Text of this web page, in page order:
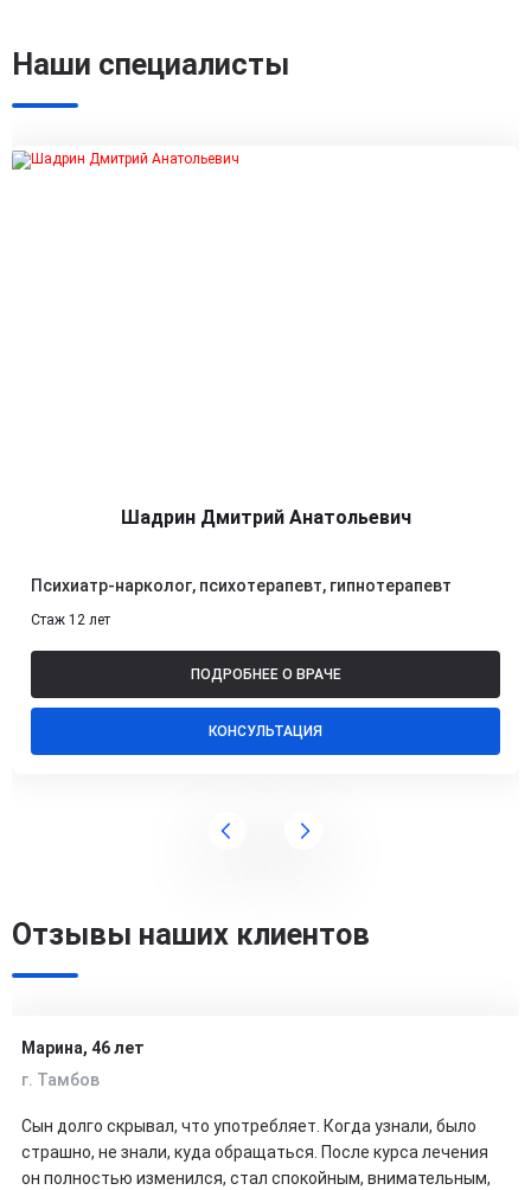
Наши специалисты
Шадрин Дмитрий Анатольевич
Психиатр-нарколог, психотерапевт, гипнотерапевт
Стаж 12 лет
ПОДРОБНЕЕ О ВРАЧЕ
КОНСУЛЬТАЦИЯ
Отзывы наших клиентов
Марина, 46 лет
г. Тамбов
Сын долго скрывал, что употребляет. Когда узнали, было
страшно, не знали, куда обращаться. После курса лечения
он полностью изменился, стал спокойным, внимательным,